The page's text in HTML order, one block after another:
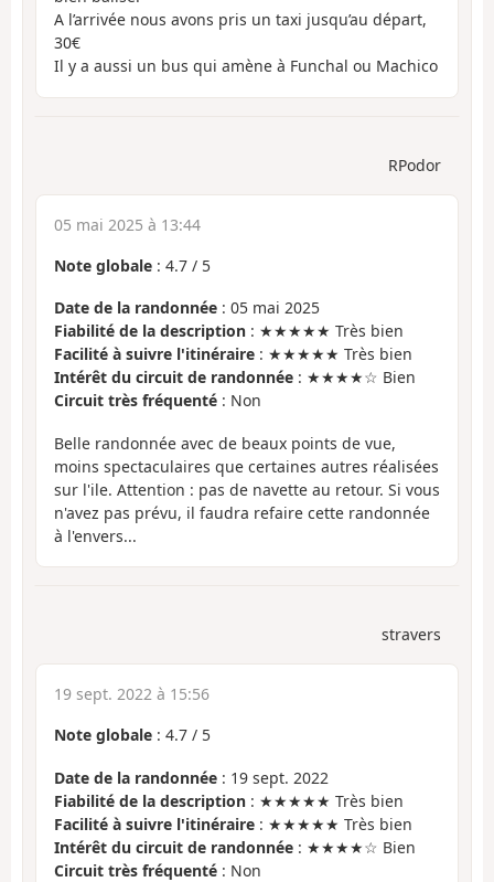
A l’arrivée nous avons pris un taxi jusqu’au départ,
30€
Il y a aussi un bus qui amène à Funchal ou Machico
RPodor
05 mai 2025 à 13:44
Note globale : 4.7 / 5
Date de la randonnée : 05 mai 2025
Fiabilité de la description : ★★★★★ Très bien
Facilité à suivre l'itinéraire : ★★★★★ Très bien
Intérêt du circuit de randonnée : ★★★★☆ Bien
Circuit très fréquenté : Non
Belle randonnée avec de beaux points de vue,
moins spectaculaires que certaines autres réalisées
sur l'ile. Attention : pas de navette au retour. Si vous
n'avez pas prévu, il faudra refaire cette randonnée
à l'envers...
stravers
19 sept. 2022 à 15:56
Note globale : 4.7 / 5
Date de la randonnée : 19 sept. 2022
Fiabilité de la description : ★★★★★ Très bien
Facilité à suivre l'itinéraire : ★★★★★ Très bien
Intérêt du circuit de randonnée : ★★★★☆ Bien
Circuit très fréquenté : Non